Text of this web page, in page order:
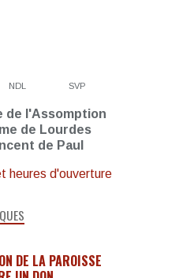
NDL SVP
de l'Assomption
de Lourdes
de Paul
heures d'ouverture
DE LA PAROISSE